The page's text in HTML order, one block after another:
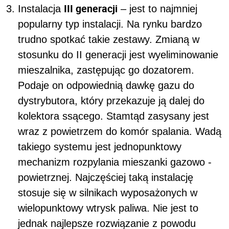
Instalacja III generacji – jest to najmniej
popularny typ instalacji. Na rynku bardzo
trudno spotkać takie zestawy. Zmianą w
stosunku do II generacji jest wyeliminowanie
mieszalnika, zastępując go dozatorem.
Podaje on odpowiednią dawkę gazu do
dystrybutora, który przekazuje ją dalej do
kolektora ssącego. Stamtąd zasysany jest
wraz z powietrzem do komór spalania. Wadą
takiego systemu jest jednopunktowy
mechanizm rozpylania mieszanki gazowo -
powietrznej. Najczęściej taką instalację
stosuje się w silnikach wyposażonych w
wielopunktowy wtrysk paliwa. Nie jest to
jednak najlepsze rozwiązanie z powodu